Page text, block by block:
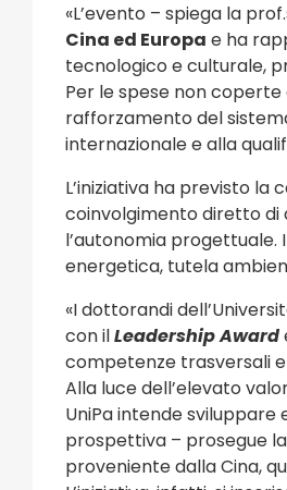
«L’evento – spiega la
Cina ed Europa e ha
tecnologico e culturale,
Per le spese non
rafforzamento del
internazionale e alla
L’iniziativa ha previsto la
coinvolgimento diretto di
l’autonomia progettuale.
energetica, tutela
«Idottorandi
con ilLeadership Award
competenze trasversali
Alla luce dell’elevato
UniPa intende
prospettiva – prosegue
proveniente dalla Cina,